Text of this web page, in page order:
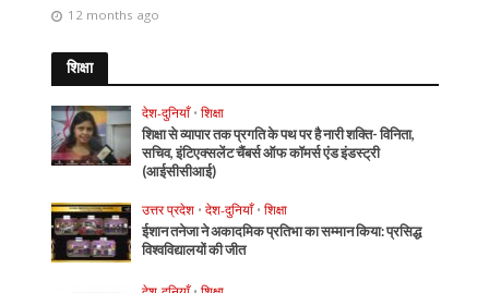
12 months ago
शिक्षा
देश-दुनियाँ • शिक्षा
शिक्षा से व्यापार तक प्रगति के पथ पर है नारी शक्ति- विनिता,
सचिव, इंटिएक्सलेंट चैंबर्स ऑफ कॉमर्स एंड इंडस्ट्री
(आईसीसीआई)
उत्तर प्रदेश • देश-दुनियाँ • शिक्षा
ईशान तनेजा ने अकादमिक प्रतिभा का सम्मान किया: प्रसिद्ध
विश्वविद्यालयों की जीत